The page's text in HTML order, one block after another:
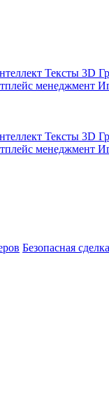
Тексты 3D
менеджмент
Тексты 3D
менеджмент
Безопасная сделка